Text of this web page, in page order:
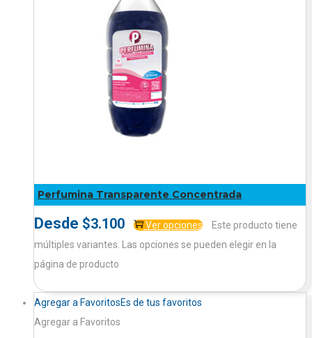
Perfumina Transparente Concentrada
Desde $3.100 Ver opciones
Este producto tiene
múltiples variantes. Las opciones se pueden elegir en la
página de producto
Agregar a FavoritosEs de tus favoritos
Agregar a Favoritos